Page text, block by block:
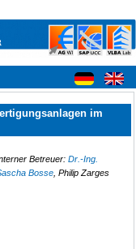
im
Betreuer: Dr.-Ing.
Bosse , Philip Zarges